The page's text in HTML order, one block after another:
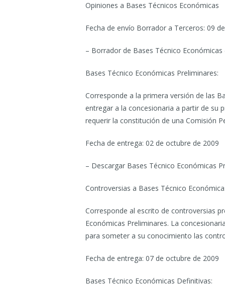
Opiniones a Bases Técnicos Económicas
Fecha de envío Borrador a Terceros: 09
– Borrador de Bases Técnico Económicas
Bases Técnico Económicas Preliminares:
Corresponde a la primera versión de las
entregar a la concesionaria a partir de su
requerir la constitución de una Comisión
Fecha de entrega: 02 de octubre de 2009
– Descargar Bases Técnico Económicas
Controversias a Bases Técnico
Corresponde al escrito de controversias
Económicas Preliminares. La
para someter a su conocimiento las
Fecha de entrega: 07 de octubre de 2009
Bases Técnico Económicas Definitivas: